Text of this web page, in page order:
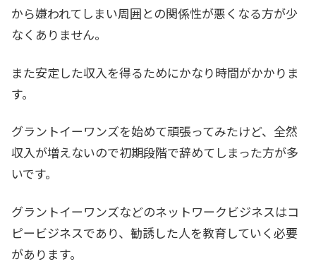
から嫌われてしまい周囲との関係性が悪くなる方が少
なくありません。
また安定した収入を得るためにかなり時間がかかりま
す。
グラントイーワンズを始めて頑張ってみたけど、全然
収入が増えないので初期段階で辞めてしまった方が多
いです。
グラントイーワンズなどのネットワークビジネスはコ
ピービジネスであり、勧誘した人を教育していく必要
があります。